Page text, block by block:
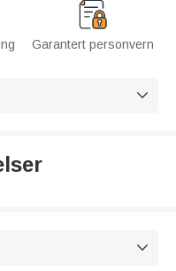
Garantert personvern

